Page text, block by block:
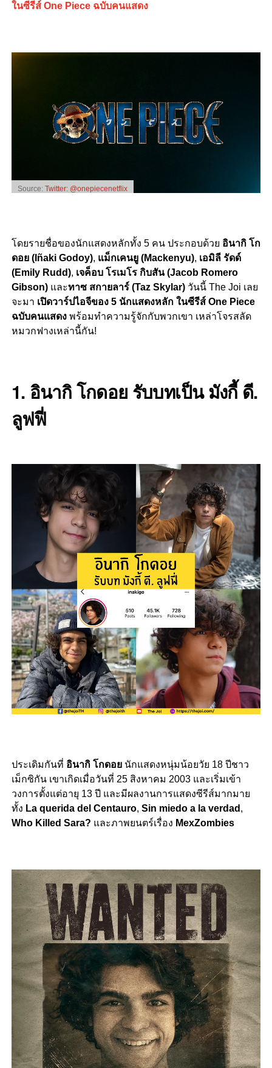
ในซีรีส์ One Piece ฉบับคนแสดง
Source: Twitter: @onepiecenetflix
โดยรายชื่อของนักแสดงหลักทั้ง 5 คน ประกอบด้วย อินากิ โก
ดอย (Iñaki Godoy), แม็กเคนยู (Mackenyu), เอมิลี รัดด์
(Emily Rudd), เจค็อบ โรเมโร กิบสัน (Jacob Romero
Gibson)และทาซ สกายลาร์ (Taz Skylar) วันนี้ The Joi เลย
จะมา เปิดวาร์ปไอจีของ 5 นักแสดงหลัก ในซีรีส์ One Piece
ฉบับคนแสดง พร้อมทำความรู้จักกับพวกเขา เหล่าโจรสลัด
หมวกฟางเหล่านี้กัน!
1. อินากิ โกดอย รับบทเป็น มังกี้ ดี.
ลูฟฟี่
ประเดิมกันที่ อินากิ โกดอย นักแสดงหนุ่มน้อยวัย 18 ปีชาว
เม็กซิกัน เขาเกิดเมื่อวันที่ 25 สิงหาคม 2003 และเริ่มเข้า
วงการตั้งแต่อายุ 13 ปี และมีผลงานการแสดงซีรีส์มากมาย
ทั้ง La querida del Centauro, Sin miedo a la verdad ,
Who Killed Sara? และภาพยนตร์เรื่อง MexZombies